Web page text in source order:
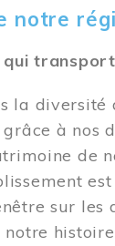
notre
qui
la diversité
à nos
de
sur les